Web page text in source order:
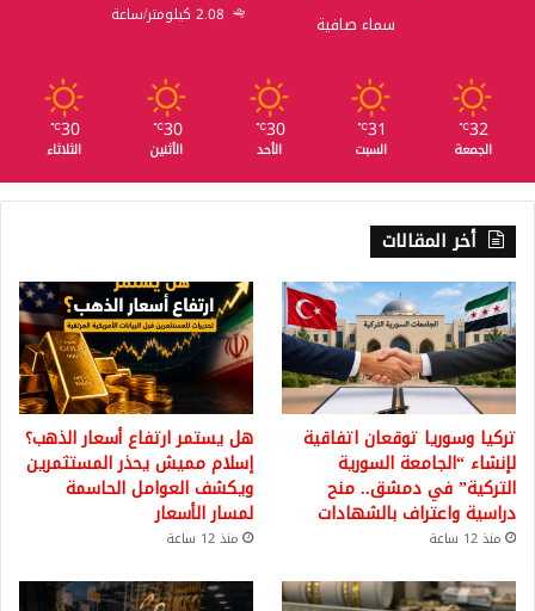
سماء صافية
2.08 كيلومتر/ساعة
32
℃
الجمعة
31
℃
السبت
30
℃
الأحد
30
℃
الأثنين
30
℃
الثلاثاء
أخر المقالات
تركيا وسوريا توقعان اتفاقية
لإنشاء “الجامعة السورية
التركية” في دمشق.. منح
دراسية واعتراف بالشهادات
منذ 12 ساعة
هل يستمر ارتفاع أسعار الذهب؟
إسلام مميش يحذر المستثمرين
ويكشف العوامل الحاسمة
لمسار الأسعار
منذ 12 ساعة